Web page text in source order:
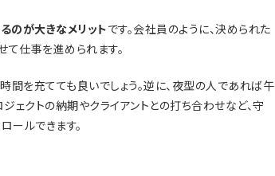
のが大きなメリットです。会社員のように、決められた
仕事を進められます。
を充てても良いでしょう。逆に、夜型の人であれば午
ェクトの納期やクライアントとの打ち合わせなど、守
ールできます。